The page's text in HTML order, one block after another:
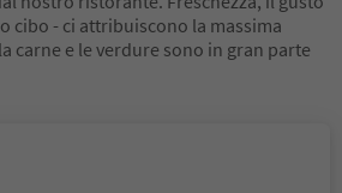
cibo - ci attribuiscono la massima
carne e le verdure sono in gran parte